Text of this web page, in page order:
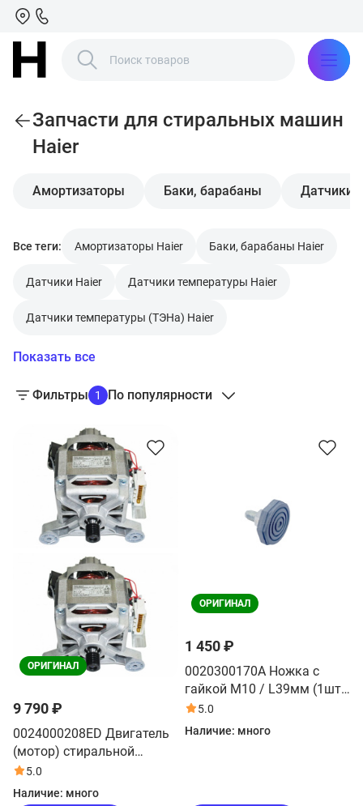
Запчасти для стиральных машин
Haier
Амортизаторы Баки, барабаны Датчики
Все теги: Амортизаторы Haier Баки, барабаны Haier
Датчики Haier Датчики температуры Haier
Датчики температуры (ТЭНа) Haier
Показать все
Фильтры 1 По популярности
ОРИГИНАЛ
9 790 ₽
0024000208ED Двигатель
(мотор) стиральной
машины Haier
5.0
Наличие: много
ОРИГИНАЛ
1 450 ₽
0020300170A Ножка с
гайкой М10 / L39мм (1шт)
стиральной машины Haier
5.0
Наличие: много